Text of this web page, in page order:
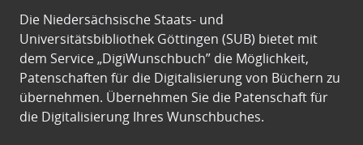
Die Niedersächsische Staats- und
Universitätsbibliothek Göttingen (SUB) bietet mit
dem Service „DigiWunschbuch” die Möglichkeit,
Patenschaften für die Digitalisierung von Büchern zu
übernehmen. Übernehmen Sie die Patenschaft für
die Digitalisierung Ihres Wunschbuches.